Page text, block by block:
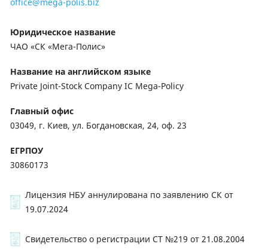
Юридическое название
ЧАО «СК «Мега-Полис»
Название на английском языке
Private Joint-Stock Company IC Mega-Policy
Главный офис
03049, г. Киев, ул. Богдановская, 24, оф. 23
ЕГРПОУ
30860173
Лицензия НБУ аннулирована по заявлению СК от
19.07.2024
Свидетельство о регистрации СТ №219 от 21.08.2004